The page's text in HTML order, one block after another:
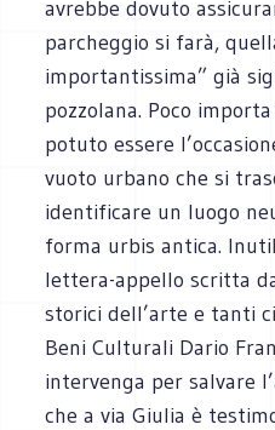
avrebbe dovuto
parcheggio si farà,
importantissima” già
pozzolana. Poco
potuto essere
vuoto urbano che si
identificare un luogo
forma urbis antica.
lettera-appello scritta
storici dell’arte e tanti
Beni Culturali Dario
intervenga per salvare
che a via Giulia è